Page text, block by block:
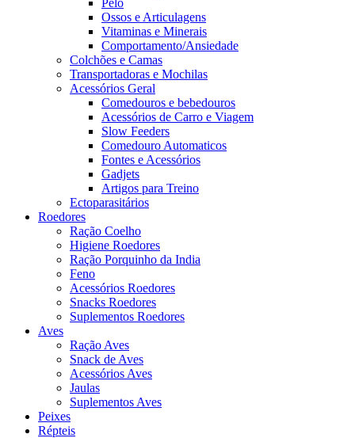
Ossos e Articulagens
Vitaminas e Minerais
Comportamento/Ansiedade
Colchões e Camas
Transportadoras e Mochilas
Acessórios Geral
Comedouros e bebedouros
Acessórios de Carro e Viagem
Slow Feeders
Comedouro Automaticos
Fontes e Acessórios
Gadjets
Artigos para Treino
Ectoparasitários
Roedores
Ração Coelho
Higiene Roedores
Ração Porquinho da India
Feno
Acessórios Roedores
Snacks Roedores
Suplementos Roedores
Aves
Ração Aves
Snack de Aves
Acessórios Aves
Jaulas
Suplementos Aves
Peixes
Répteis